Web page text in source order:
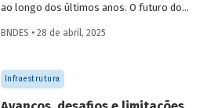
ao longo dos últimos anos. O futuro do
– depende do que será feito a partir delas.
do BNDES 60.
BNDES • 28 de abril, 2025
Infraestrutura